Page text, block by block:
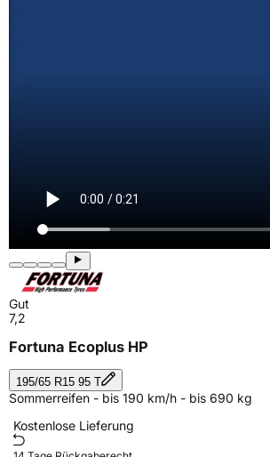
Gut
7,2
Fortuna Ecoplus HP
195/65 R15 95 T
Sommerreifen - bis 190 km/h - bis 690 kg
Kostenlose Lieferung